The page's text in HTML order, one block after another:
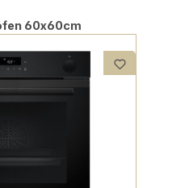
60x60cm